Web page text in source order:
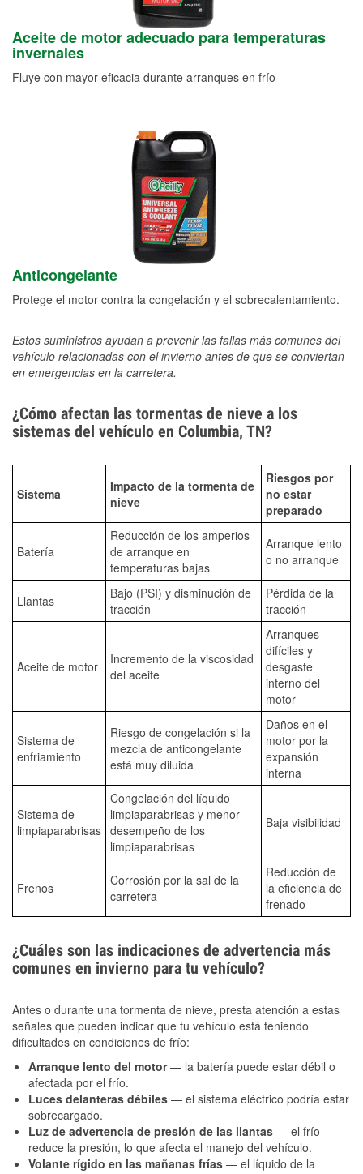
Aceite de motor adecuado para temperaturas
invernales
Fluye con mayor eficacia durante arranques en frío
Anticongelante
Protege el motor contra la congelación y el sobrecalentamiento.
Estos suministros ayudan a prevenir las fallas más comunes del
vehículo relacionadas con el invierno antes de que se conviertan
en emergencias en la carretera.
¿Cómo afectan las tormentas de nieve a los
sistemas del vehículo en Columbia, TN?
Sistema
Impacto de la tormenta de
nieve
Riesgos por
no estar
preparado
Batería
Reducción de los amperios
de arranque en
temperaturas bajas
Arranque lento
o no arranque
Llantas
Bajo (PSI) y disminución de
tracción
Pérdida de la
tracción
Aceite de motor
Incremento de la viscosidad
del aceite
Arranques
difíciles y
desgaste
interno del
motor
Sistema de
enfriamiento
Riesgo de congelación si la
mezcla de anticongelante
está muy diluida
Daños en el
motor por la
expansión
interna
Sistema de
limpiaparabrisas
Congelación del líquido
limpiaparabrisas y menor
desempeño de los
limpiaparabrisas
Baja visibilidad
Frenos
Corrosión por la sal de la
carretera
Reducción de
la eficiencia de
frenado
¿Cuáles son las indicaciones de advertencia más
comunes en invierno para tu vehículo?
Antes o durante una tormenta de nieve, presta atención a estas
señales que pueden indicar que tu vehículo está teniendo
dificultades en condiciones de frío:
Arranque lento del motor— la batería puede estar débil o
afectada por el frío.
Luces delanteras débiles — el sistema eléctrico podría estar
sobrecargado.
Luz de advertencia de presión de las llantas — el frío
reduce la presión, lo que afecta el manejo del vehículo.
Volante rígido en las mañanas frías — el líquido de la